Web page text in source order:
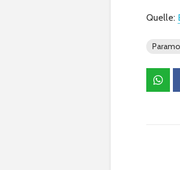
Quelle: